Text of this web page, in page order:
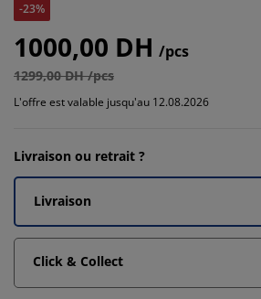
-23%
1000,00 DH /pcs
1299,00 DH /pcs
L'offre est valable jusqu'au 12.08.2026
Livraison ou retrait ?
Livraison
Click & Collect